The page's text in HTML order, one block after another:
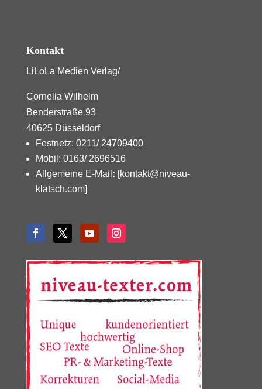
Kontakt
LiLoLa Medien Verlag/
Cornelia Wilhelm
Benderstraße 93
40625 Düsseldorf
Festnetz: 0211/ 24709400
Mobil: 0163/ 2696516
Allgemeine E-Mail : [kontakt@niveau-
klatsch.com]